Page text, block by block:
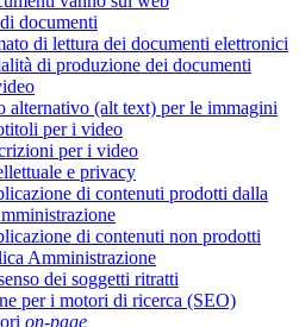
documenti
di lettura dei documenti elettronici
di produzione dei documenti
alternativo (alt text) per le immagini
per i video
per i video
e privacy
di contenuti prodotti dalla
di contenuti non prodotti
Amministrazione
dei soggetti ritratti
per i motori di ricerca (SEO)
on-page